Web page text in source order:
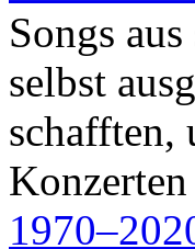
Songs
selbst
schafften,